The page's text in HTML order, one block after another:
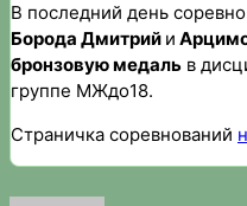
В последний день
Борода Дмитрий и
бронзовую медаль в
группе МЖдо18.
Страничка соревнований